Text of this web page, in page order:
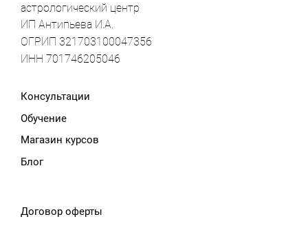
астрологический центр
ИП Антипьева И.А.
ОГРИП 321703100047356
ИНН 701746205046
Консультации
Обучение
Магазин курсов
Блог
Договор оферты